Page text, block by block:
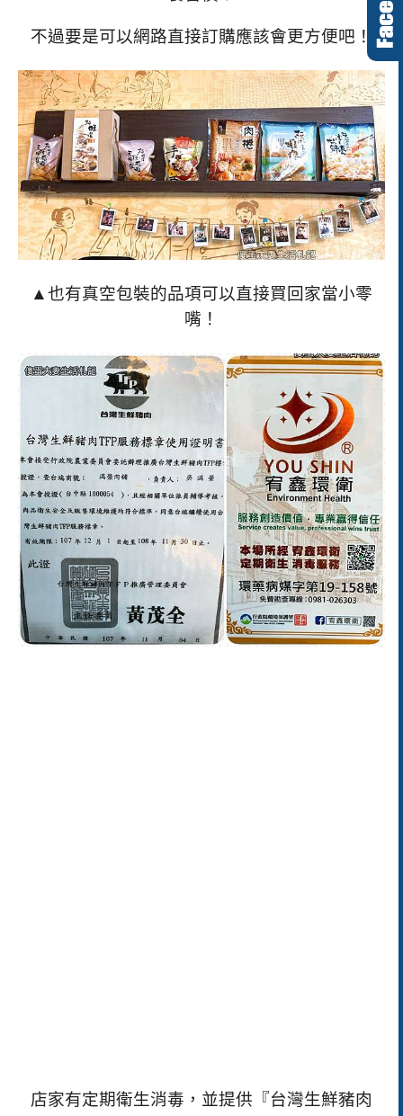
不過要是可以網路直接訂購應該會更方便吧！
▲也有真空包裝的品項可以直接買回家當小零
嘴！
店家有定期衛生消毒，並提供『台灣生鮮豬肉